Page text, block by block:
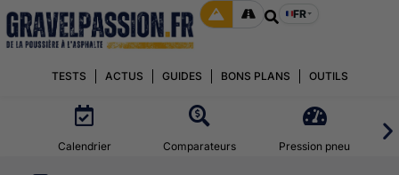
FR
TESTS ACTUS GUIDES BONS PLANS OUTILS
Calendrier Comparateurs Pression pneu